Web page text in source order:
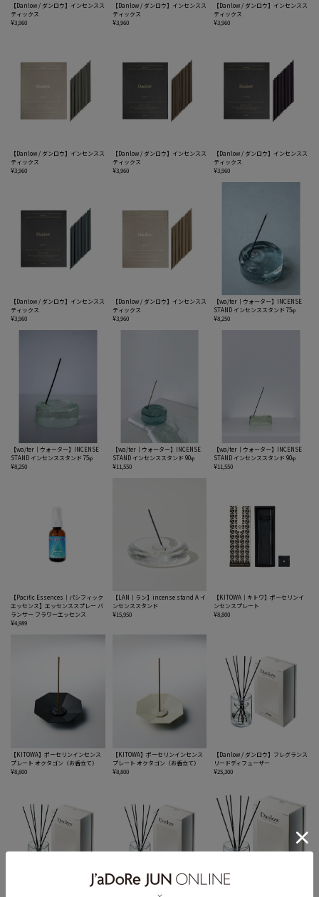
【Danlow / ダンロウ】インセンスス
ティックス
¥3,960
【Danlow / ダンロウ】インセンスス
ティックス
¥3,960
【Danlow / ダンロウ】インセンスス
ティックス
¥3,960
【Danlow / ダンロウ】インセンスス
ティックス
¥3,960
【Danlow / ダンロウ】インセンスス
ティックス
¥3,960
【Danlow / ダンロウ】インセンスス
ティックス
¥3,960
【Danlow / ダンロウ】インセンスス
ティックス
¥3,960
【Danlow / ダンロウ】インセンスス
ティックス
¥3,960
【wa/ter｜ウォーター】INCENSE
STAND インセンススタンド 75φ
¥8,250
【wa/ter｜ウォーター】INCENSE
STAND インセンススタンド 75φ
¥8,250
【wa/ter｜ウォーター】INCENSE
STAND インセンススタンド 90φ
¥11,550
【wa/ter｜ウォーター】INCENSE
STAND インセンススタンド 90φ
¥11,550
【Pacific Essences｜パシフィック
エッセンス】エッセンススプレー バ
ランサー フラワーエッセンス
¥4,989
【LAN｜ラン】incense stand A イ
ンセンススタンド
¥15,950
【KITOWA｜キトワ】ポーセリンイ
ンセンスプレート
¥8,800
【KITOWA】ポーセリンインセンス
プレート オクタゴン（お香立て）
¥8,800
【KITOWA】ポーセリンインセンス
プレート オクタゴン（お香立て）
¥8,800
【Danlow / ダンロウ】フレグランス
リードディフューザー
¥25,300